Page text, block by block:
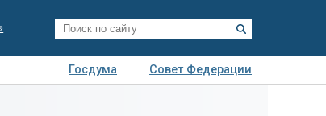
Госдума
Совет Федерации